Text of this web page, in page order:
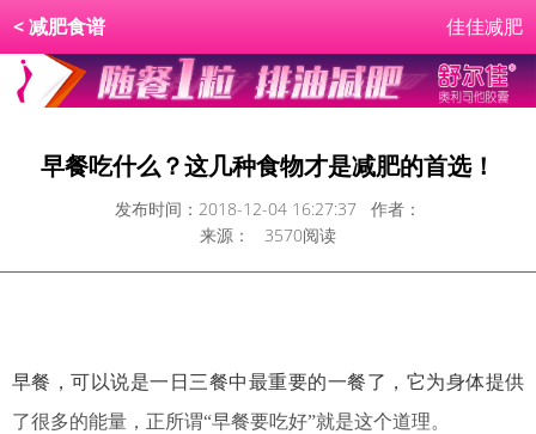
<减肥食谱 佳佳减肥
早餐吃什么？这几种食物才是减肥的首选！
发布时间：2018-12-04 16:27:37 作者：
来源： 3570阅读
早餐，可以说是一日三餐中最重要的一餐了，它为身体提供
了很多的能量，正所谓“早餐要吃好”就是这个道理。